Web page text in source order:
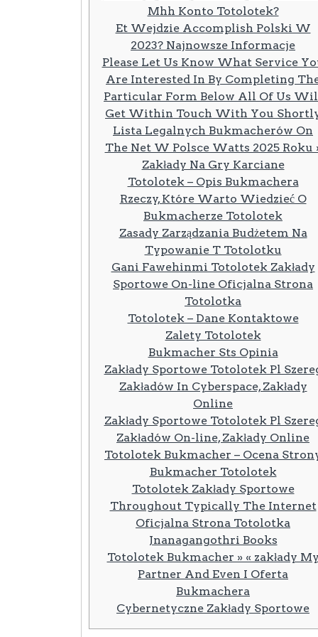
Mhh Konto Totolotek?
Et Wejdzie Accomplish Polski W
2023? Najnowsze Informacje
Please Let Us Know What Service
Are Interested In By Completing
Particular Form Below All Of Us
Get Within Touch With You
Lista Legalnych Bukmacherów On
The Net W Polsce Watts 2025 Roku
Zakłady Na Gry Karciane
Totolotek – Opis Bukmachera
Rzeczy, Które Warto Wiedzieć O
Bukmacherze Totolotek
Zasady Zarządzania Budżetem Na
Typowanie T Totolotku
Gani Fawehinmi Totolotek Zakłady
Sportowe On-line Oficjalna Strona
Totolotka
Totolotek – Dane Kontaktowe
Zalety Totolotek
Bukmacher Sts Opinia
Zakłady Sportowe Totolotek Pl
Zakładów In Cyberspace, Zakłady
Online
Zakłady Sportowe Totolotek Pl
Zakładów On-line, Zakłady Online
Totolotek Bukmacher – Ocena
Bukmacher Totolotek
Totolotek Zakłady Sportowe
Throughout Typically The Internet
Oficjalna Strona Totolotka
Jnanagangothri Books
Totolotek Bukmacher » « zakłady My
Partner And Even I Oferta
Bukmachera
Cybernetyczne Zakłady Sportowe